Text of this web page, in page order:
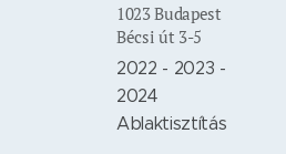
1023 Budapest
Bécsi út 3-5
2022 - 2023 -
2024
Ablaktisztítás